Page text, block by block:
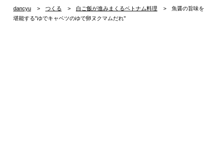
dancyu つくる 白ご飯が進みまくるベトナム料理
魚醤の旨味を
堪能する"ゆでキャベツのゆで卵ヌクマムだれ"